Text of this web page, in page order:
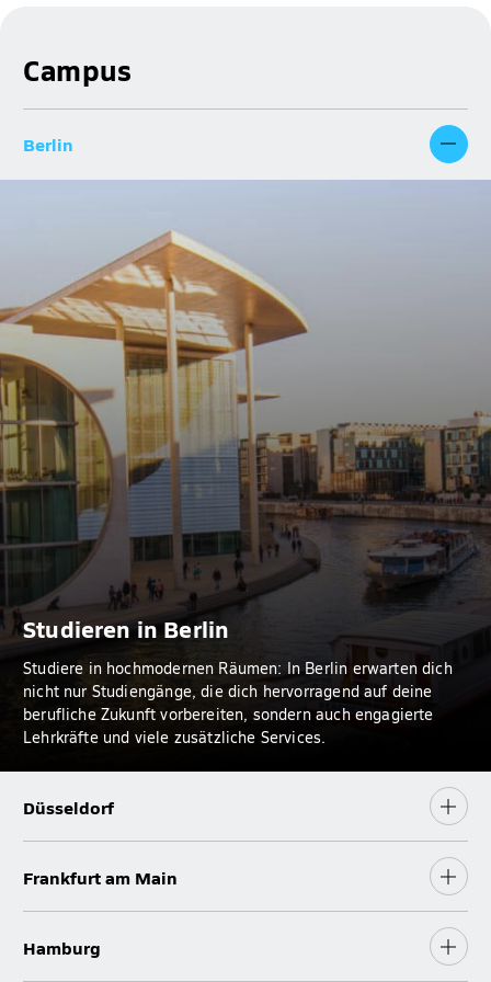
Campus
Berlin
Studieren in Berlin
Studiere in hochmodernen Räumen: In Berlin erwarten dich
nicht nur Studiengänge, die dich hervorragend auf deine
berufliche Zukunft vorbereiten, sondern auch engagierte
Lehrkräfte und viele zusätzliche Services.
Düsseldorf
Frankfurt am Main
Hamburg